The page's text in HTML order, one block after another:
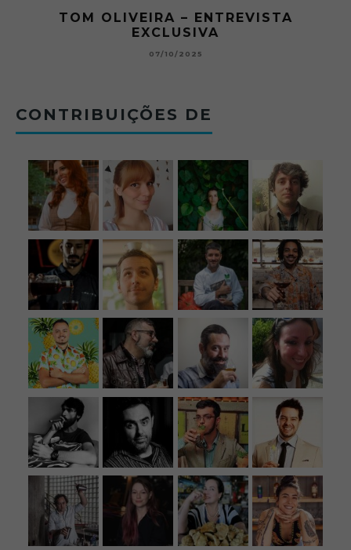
TOM OLIVEIRA – ENTREVISTA
EXCLUSIVA
07/10/2025
CONTRIBUIÇÕES DE